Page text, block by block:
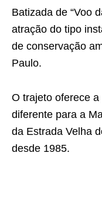
Batizada de “Voo
atração do tipo
de conservação
Paulo.
O trajeto oferece
diferente para a
da Estrada Velha
desde 1985.